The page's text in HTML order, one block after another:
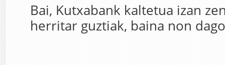
Bai, Kutxabank kaltetua izan
herritar guztiak, baina non